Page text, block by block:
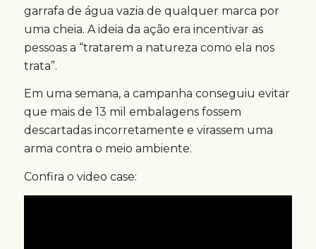
garrafa de água vazia de qualquer marca por
uma cheia. A ideia da ação era incentivar as
pessoas a “tratarem a natureza como ela nos
trata”.
Em uma semana, a campanha conseguiu evitar
que mais de 13 mil embalagens fossem
descartadas incorretamente e virassem uma
arma contra o meio ambiente.
Confira o video case: